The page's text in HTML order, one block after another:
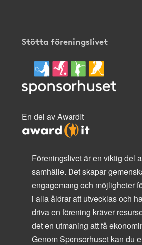
Stötta föreningslivet
En del av AwardIt
Föreningslivet är en viktig del
samhälle. Det skapar
engagemang och möjligheter
i alla åldrar att utvecklas och
driva en förening kräver
det en utmaning att få
Genom Sponsorhuset kan du